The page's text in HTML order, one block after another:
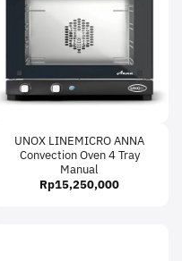
UNOX LINEMICRO ANNA
Convection Oven 4 Tray
Manual
Rp15,250,000